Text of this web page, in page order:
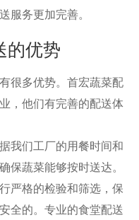
服务更加完善。
的优势
多优势。首宏蔬菜配
，他们有完善的配送体
们工厂的用餐时间和
保蔬菜能够按时送达。
严格的检验和筛选，保
全的。专业的食堂配送